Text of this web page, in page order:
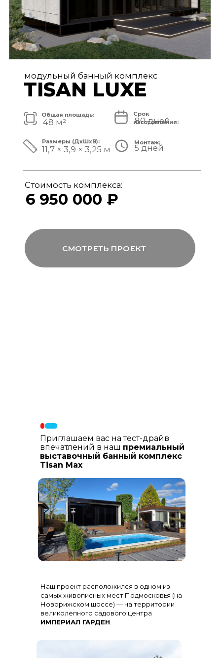
Приглашаем вас на тест-драйв
впечатлений в наш премиальный
выставочный банный комплекс
Tisan Max
Наш проект расположился в одном из
самых живописных мест Подмосковья (на
Новорижском шоссе) — на территории
великолепного садового центра
ИМПЕРИАЛ ГАРДЕН
АРХИТЕКТУРА И ЭКСТЕРЬЕР
алюминиевыми импостами
черного цвета для жесткости и
стиля
лиственницы, шлифованный
керамогранит
Мы совмещаем скорость модульной
сборки с технологиями капитального
строительства, включая использование
бетона, керамогранита и премиального
инженерного оборудования